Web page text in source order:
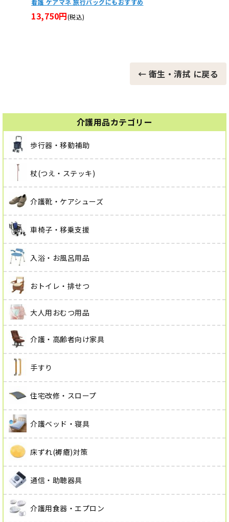
介護用品カテゴリー
歩行器・移動補助
杖(つえ・ステッキ)
介護靴・ケアシューズ
車椅子・移乗支援
入浴・お風呂用品
おトイレ・排せつ
大人用おむつ用品
介護・高齢者向け家具
手すり
住宅改修・スロープ
介護ベッド・寝具
床ずれ(褥瘡)対策
通信・助聴器具
介護用食器・エプロン
5,760円(税込)
← 衛生・清拭 に戻る